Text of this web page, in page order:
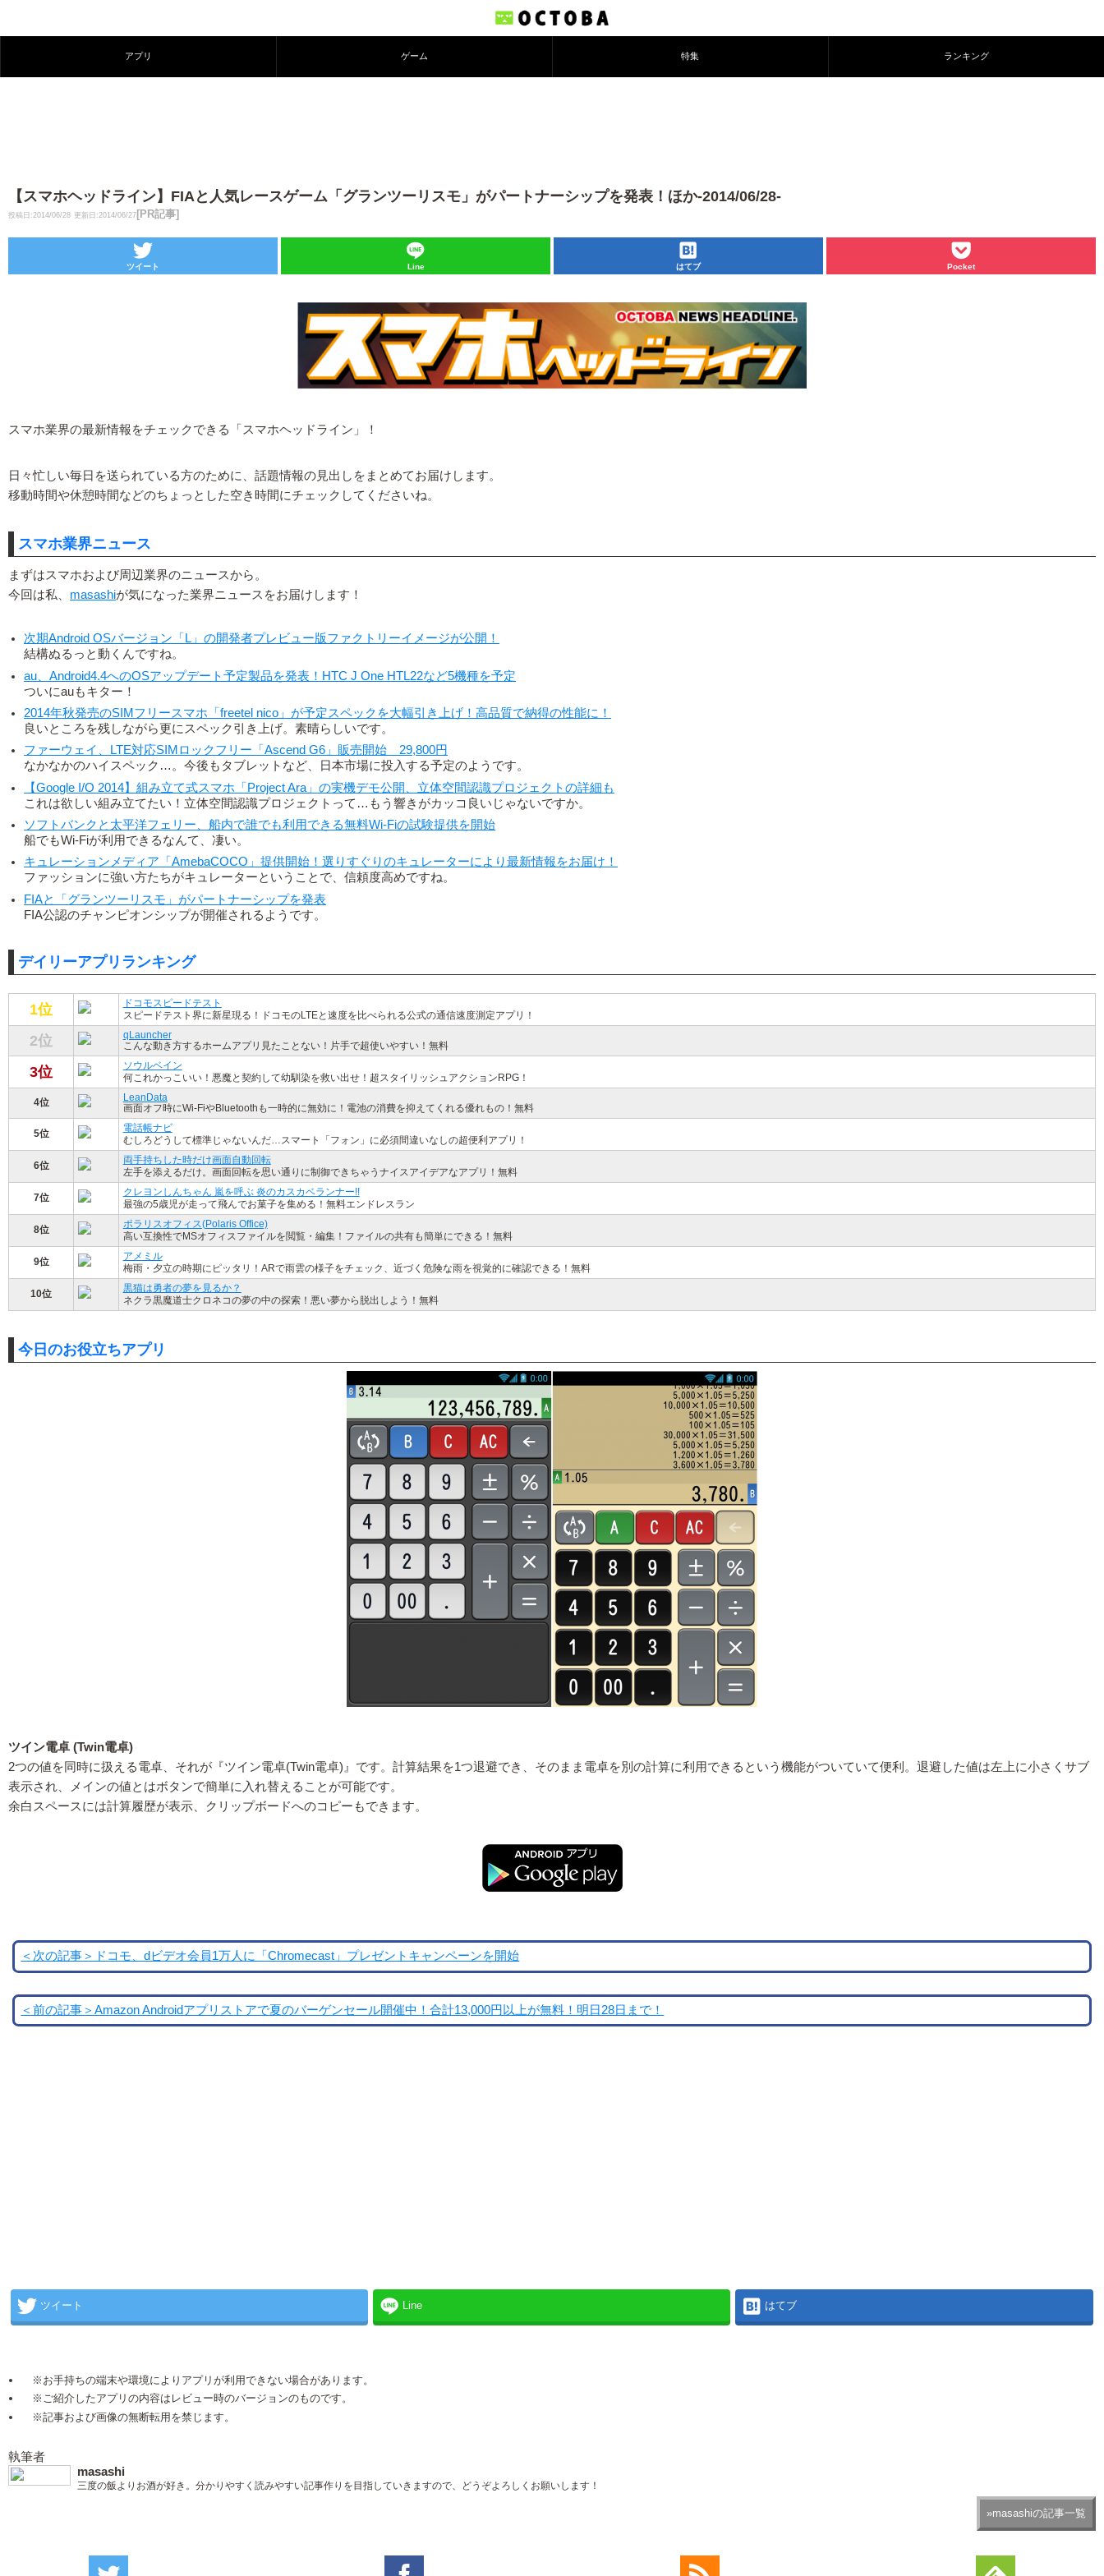
アプリ ゲーム 特集 ランキング
【スマホヘッドライン】FIAと人気レースゲーム「グランツーリスモ」がパートナーシップを発表！ほか-2014/06/28-
投稿日:2014/06/28 更新日:2014/06/27 [PR記事]
ツイート Line はてブ Pocket
スマホ業界の最新情報をチェックできる「スマホヘッドライン」！
日々忙しい毎日を送られている方のために、話題情報の見出しをまとめてお届けします。
移動時間や休憩時間などのちょっとした空き時間にチェックしてくださいね。
スマホ業界ニュース
まずはスマホおよび周辺業界のニュースから。
今回は私、 masashiが気になった業界ニュースをお届けします！
次期Android OSバージョン「L」の開発者プレビュー版ファクトリーイメージが公開！
結構ぬるっと動くんですね。
au、Android4.4へのOSアップデート予定製品を発表！HTC J One HTL22など5機種を予定
ついにauもキター！
2014年秋発売のSIMフリースマホ「freetel nico」が予定スペックを大幅引き上げ！高品質で納得の性能に！
良いところを残しながら更にスペック引き上げ。素晴らしいです。
ファーウェイ、LTE対応SIMロックフリー「Ascend G6」販売開始 29,800円
なかなかのハイスペック…。今後もタブレットなど、日本市場に投入する予定のようです。
【Google I/O 2014】組み立て式スマホ「Project Ara」の実機デモ公開、立体空間認識プロジェクトの詳細も
これは欲しい組み立てたい！立体空間認識プロジェクトって…もう響きがカッコ良いじゃないですか。
ソフトバンクと太平洋フェリー、船内で誰でも利用できる無料Wi-Fiの試験提供を開始
船でもWi-Fiが利用できるなんて、凄い。
キュレーションメディア「AmebaCOCO」提供開始！選りすぐりのキュレーターにより最新情報をお届け！
ファッションに強い方たちがキュレーターということで、信頼度高めですね。
FIAと「グランツーリスモ」がパートナーシップを発表
FIA公認のチャンピオンシップが開催されるようです。
デイリーアプリランキング
1位
ドコモスピードテスト
スピードテスト界に新星現る！ドコモのLTEと速度を比べられる公式の通信速度測定アプリ！
2位
qLauncher
こんな動き方するホームアプリ見たことない！片手で超使いやすい！無料
3位
ソウルベイン
何これかっこいい！悪魔と契約して幼馴染を救い出せ！超スタイリッシュアクションRPG！
4位
LeanData
画面オフ時にWi-FiやBluetoothも一時的に無効に！電池の消費を抑えてくれる優れもの！無料
5位
電話帳ナビ
むしろどうして標準じゃないんだ…スマート「フォン」に必須間違いなしの超便利アプリ！
6位
両手持ちした時だけ画面自動回転
左手を添えるだけ。画面回転を思い通りに制御できちゃうナイスアイデアなアプリ！無料
7位
クレヨンしんちゃん 嵐を呼ぶ 炎のカスカベランナー!!
最強の5歳児が走って飛んでお菓子を集める！無料エンドレスラン
8位
ポラリスオフィス(Polaris Office)
高い互換性でMSオフィスファイルを閲覧・編集！ファイルの共有も簡単にできる！無料
9位
アメミル
梅雨・夕立の時期にピッタリ！ARで雨雲の様子をチェック、近づく危険な雨を視覚的に確認できる！無料
10位
黒猫は勇者の夢を見るか？
ネクラ黒魔道士クロネコの夢の中の探索！悪い夢から脱出しよう！無料
今日のお役立ちアプリ
ツイン電卓 (Twin電卓)
2つの値を同時に扱える電卓、それが『ツイン電卓(Twin電卓)』です。計算結果を1つ退避でき、そのまま電卓を別の計算に利用できるという機能がついていて便利。退避した値は左上に小さくサブ
表示され、メインの値とはボタンで簡単に入れ替えることが可能です。
余白スペースには計算履歴が表示、クリップボードへのコピーもできます。
＜次の記事＞ドコモ、dビデオ会員1万人に「Chromecast」プレゼントキャンペーンを開始
＜前の記事＞Amazon Androidアプリストアで夏のバーゲンセール開催中！合計13,000円以上が無料！明日28日まで！
ツイート Line はてブ
※お手持ちの端末や環境によりアプリが利用できない場合があります。
※ご紹介したアプリの内容はレビュー時のバージョンのものです。
※記事および画像の無断転用を禁じます。
執筆者
masashi
三度の飯よりお酒が好き。分かりやすく読みやすい記事作りを目指していきますので、どうぞよろしくお願いします！
»masashiの記事一覧